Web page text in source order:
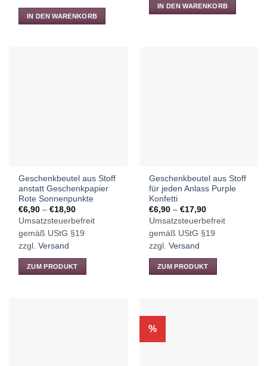
IN DEN WARENKORB
IN DEN WARENKORB
Geschenkbeutel aus Stoff
anstatt Geschenkpapier
Rote Sonnenpunkte
€6,90 –€18,90Preisspanne:
€6,90
bis
€18,90
Umsatzsteuerbefreit
gemäß UStG §19
zzgl.Versand
ZUM PRODUKT
Geschenkbeutel aus Stoff
für jeden Anlass Purple
Konfetti
€6,90 –€17,90Preisspanne:
€6,90
bis
€17,90
Umsatzsteuerbefreit
gemäß UStG §19
zzgl.Versand
ZUM PRODUKT
mehrere
Varianten
auf.
%